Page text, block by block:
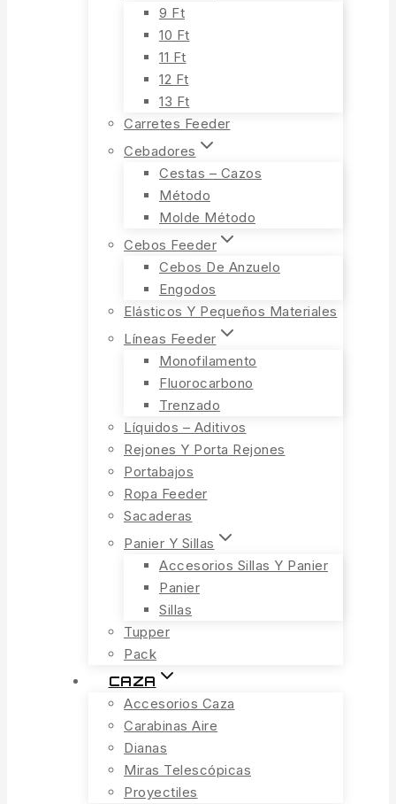
9 Ft
10 Ft
11 Ft
12 Ft
13 Ft
Carretes Feeder
Cebadores
Cestas – Cazos
Método
Molde Método
Cebos Feeder
Cebos De Anzuelo
Engodos
Elásticos Y Pequeños Materiales
Líneas Feeder
Monofilamento
Fluorocarbono
Trenzado
Líquidos – Aditivos
Rejones Y Porta Rejones
Portabajos
Ropa Feeder
Sacaderas
Panier Y Sillas
Accesorios Sillas Y Panier
Panier
Sillas
Tupper
Pack
CAZA
Accesorios Caza
Carabinas Aire
Dianas
Miras Telescópicas
Proyectiles